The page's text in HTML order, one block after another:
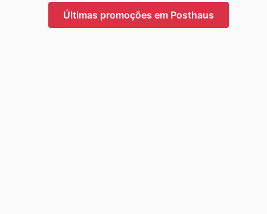
Últimas promoções em Posthaus